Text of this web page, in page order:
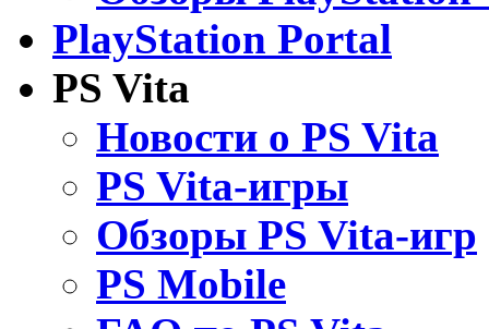
PlayStation Portal
PS Vita
Новости о PS Vita
PS Vita-игры
Обзоры PS Vita-игр
PS Mobile